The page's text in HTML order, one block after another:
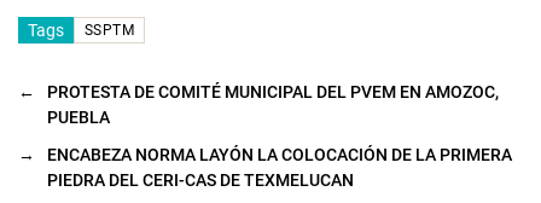
Tags SSPTM
←
PROTESTA DE COMITÉ MUNICIPAL DEL PVEM EN AMOZOC,
PUEBLA
→
ENCABEZA NORMA LAYÓN LA COLOCACIÓN DE LA PRIMERA
PIEDRA DEL CERI-CAS DE TEXMELUCAN